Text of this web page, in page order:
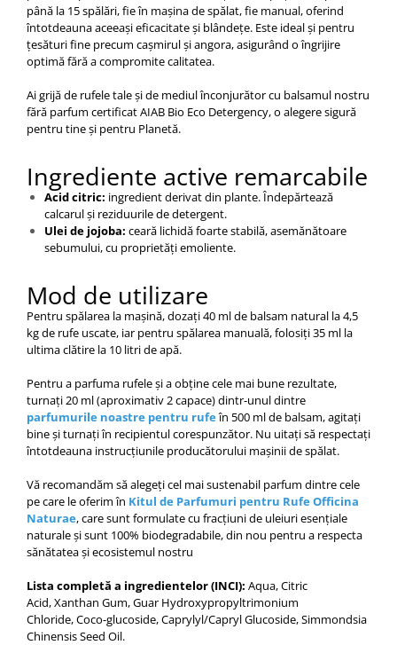
până la 15 spălări, fie în mașina de spălat, fie manual, oferind
întotdeauna aceeași eficacitate și blândețe. Este ideal și pentru
țesături fine precum cașmirul și angora, asigurând o îngrijire
optimă fără a compromite calitatea.
Ai grijă de rufele tale și de mediul înconjurător cu balsamul nostru
fără parfum certificat AIAB Bio Eco Detergency, o alegere sigură
pentru tine și pentru Planetă.
Ingrediente active remarcabile
Acid citric: ingredient derivat din plante. Îndepărtează
calcarul și reziduurile de detergent.
Ulei de jojoba: ceară lichidă foarte stabilă, asemănătoare
sebumului, cu proprietăți emoliente.
Mod de utilizare
Pentru spălarea la mașină, dozați 40 ml de balsam natural la 4,5
kg de rufe uscate, iar pentru spălarea manuală, folosiți 35 ml la
ultima clătire la 10 litri de apă.
Pentru a parfuma rufele și a obține cele mai bune rezultate,
turnați 20 ml (aproximativ 2 capace) dintr-unul dintre
parfumurile noastre pentru rufeîn 500 ml de balsam, agitați
bine și turnați în recipientul corespunzător. Nu uitați să respectați
întotdeauna instrucțiunile producătorului mașinii de spălat.
Vă recomandăm să alegeți cel mai sustenabil parfum dintre cele
pe care le oferim în Kitul de Parfumuri pentru Rufe Officina
Naturae, care sunt formulate cu fracțiuni de uleiuri esențiale
naturale și sunt 100% biodegradabile, din nou pentru a respecta
sănătatea și ecosistemul nostru
Lista completă a ingredientelor (INCI): Aqua, Citric
Acid, Xanthan Gum, Guar Hydroxypropyltrimonium
Chloride, Coco-glucoside, Caprylyl/Capryl Glucoside, Simmondsia
Chinensis Seed Oil.​​​​